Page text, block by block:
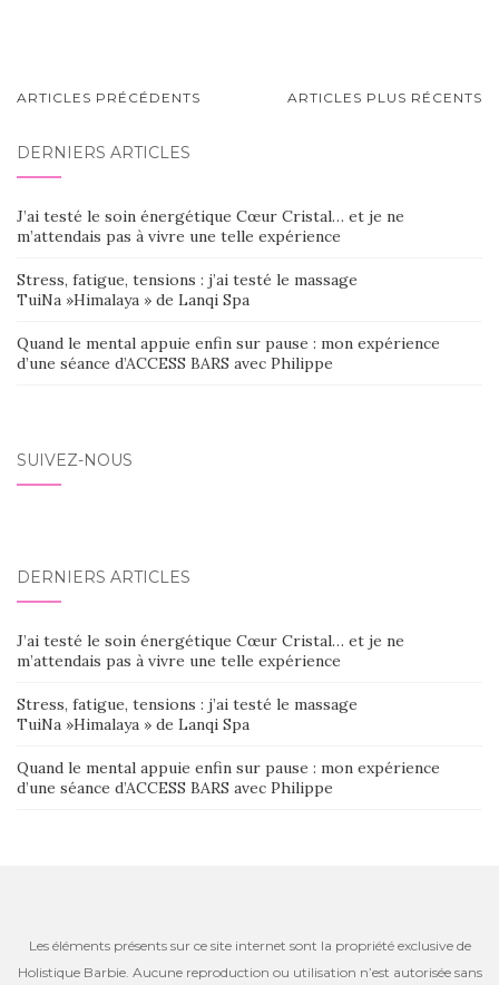
NAVIGATION
SEIN
DES
ARTICLES
ARTICLES PRÉCÉDENTS ARTICLES PLUS RÉCENTS
DERNIERS ARTICLES
J’ai testé le soin énergétique Cœur Cristal… et je ne
m’attendais pas à vivre une telle expérience
Stress, fatigue, tensions : j’ai testé le massage
TuiNa »Himalaya » de Lanqi Spa
Quand le mental appuie enfin sur pause : mon expérience
d’une séance d’ACCESS BARS avec Philippe
SUIVEZ-NOUS
DERNIERS ARTICLES
J’ai testé le soin énergétique Cœur Cristal… et je ne
m’attendais pas à vivre une telle expérience
Stress, fatigue, tensions : j’ai testé le massage
TuiNa »Himalaya » de Lanqi Spa
Quand le mental appuie enfin sur pause : mon expérience
d’une séance d’ACCESS BARS avec Philippe
Les éléments présents sur ce site internet sont la propriété exclusive de
Holistique Barbie. Aucune reproduction ou utilisation n’est autorisée sans